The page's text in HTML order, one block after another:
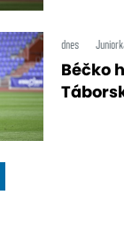
dnes
Béčko